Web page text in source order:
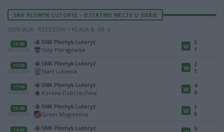
SNK PŁOMYK LUTORYŻ - OSTATNIE MECZE U SIEBIE
2025/2026 · RZESZÓW > KLASA B, GR. II
15:00
30.05.2026
SNK Płomyk Lutoryż
Orły Pstrągówka
W
5
1
17:00
23.05.2026
SNK Płomyk Lutoryż
Start Lubenia
W
2
1
17:00
16.05.2026
SNK Płomyk Lutoryż
Korona Dobrzechów
W
4
0
15:00
28.03.2026
SNK Płomyk Lutoryż
Grom Mogielnica
W
1
0
14:00
SNK Płomyk Lutoryż
5